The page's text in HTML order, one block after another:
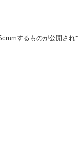
するものが公開され